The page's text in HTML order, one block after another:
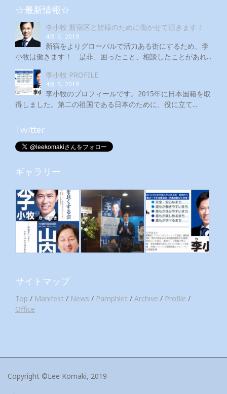
☆最新情報☆
李小牧 新宿区と皆様のために働かせて頂きます！
4月 5, 2019
新宿をよりグローバルで活力ある街にするため、李
小牧は働きます！ 是非、困ったこと、相談したことがあれ...
李小牧 PROFILE
4月 5, 2019
李小牧のプロフィールです。2015年に日本国籍を取
得しました。第二の祖国である日本のために、役に立て...
Twitter
ギャラリー
サイトマップ
Top / Manifest / News / Pamphlet / Archive / Profile /
Office
Copyright ©Lee Komaki, 2019